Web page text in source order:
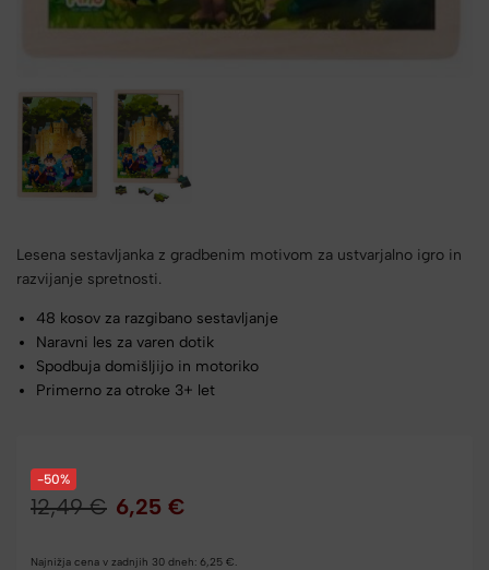
Lesena sestavljanka z gradbenim motivom za ustvarjalno igro in
razvijanje spretnosti.
48 kosov za razgibano sestavljanje
Naravni les za varen dotik
Spodbuja domišljijo in motoriko
Primerno za otroke 3+ let
-50%
12,49€ 6,25 €
Najnižja cena v zadnjih 30 dneh: 6,25 €